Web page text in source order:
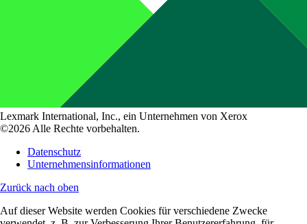
Lexmark International, Inc., ein Unternehmen von Xerox
©2026 Alle Rechte vorbehalten.
Datenschutz
Unternehmensinformationen
Zurück nach oben
Auf dieser Website werden Cookies für verschiedene Zwecke